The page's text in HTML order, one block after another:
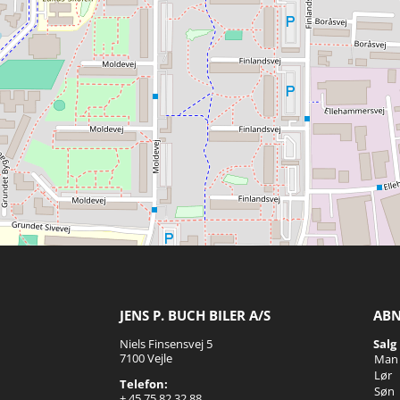
JENS P. BUCH BILER A/S
Niels Finsensvej 5
7100 Vejle
Telefon:
Salg
Man
Lør
Søn